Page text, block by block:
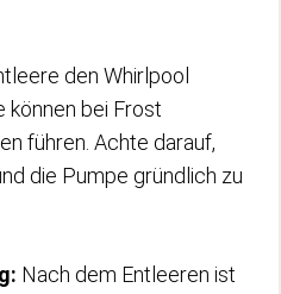
den Whirlpool
können bei Frost
führen. Achte darauf,
die Pumpe gründlich zu
Nach dem Entleeren ist